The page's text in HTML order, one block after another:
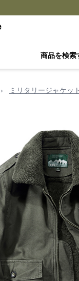
商品を検索
› ミリタリージャケッ